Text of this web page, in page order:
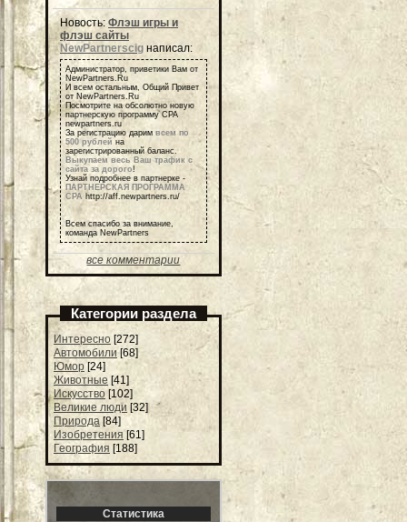
Новость:Флэш игры и
флэш сайты
NewPartnerscig написал:
Администратор, приветики Вам от
NewPartners.Ru
И всем остальным, Общий Привет
от NewPartners.Ru
Посмотрите на обсолютно новую
партнерскую программу СРА
newpartners.ru
За регистрацию дарим всем по
500 рублей на
зарегистрированный баланс.
Выкупаем весь Ваш трафик с
сайта за дорого!
Узнай подробнее в партнерке -
ПАРТНЕРСКАЯ ПРОГРАММА
СРА http://aff.newpartners.ru/
Всем спасибо за внимание,
команда NewPartners
все комментарии
Категории раздела
Интересно [272]
Автомобили [68]
Юмор [24]
Животные [41]
Искусство [102]
Великие люди [32]
Природа [84]
Изобретения [61]
География [188]
Статистика